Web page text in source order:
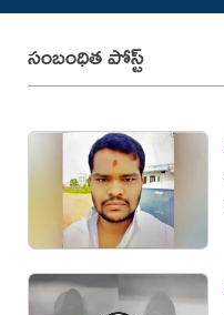
సంబంధిత పోస్ట్